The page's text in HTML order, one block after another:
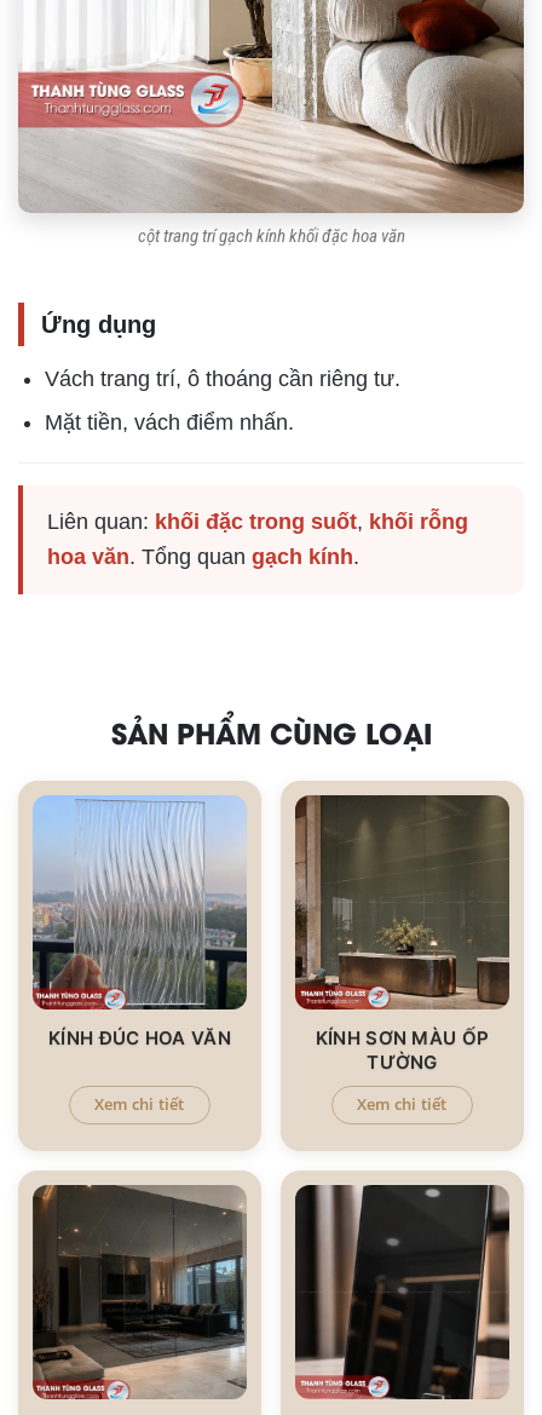
cột trang trí gạch kính khối đặc hoa văn
Ứng dụng
Vách trang trí, ô thoáng cần riêng tư.
Mặt tiền, vách điểm nhấn.
Liên quan: khối đặc trong suốt, khối rỗng
hoa văn. Tổng quan gạch kính.
SẢN PHẨM CÙNG LOẠI
KÍNH ĐÚC HOA VĂN
Xem chi tiết
KÍNH SƠN MÀU ỐP
TƯỜNG
Xem chi tiết